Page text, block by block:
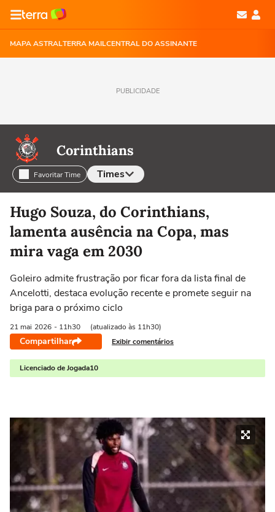
MAPA ASTRALTERRA MAILCENTRAL DO ASSINANTE
PUBLICIDADE
Corinthians
Favoritar Time Times
Selecione o time para ver as notícias
Hugo Souza, do Corinthians,
lamenta ausência na Copa, mas
mira vaga em 2030
Goleiro admite frustração por ficar fora da lista final de
Ancelotti, destaca evolução recente e promete seguir na
briga para o próximo ciclo
21 mai 2026 - 11h30 (atualizado às 11h30)
Compartilhar Exibir comentários
Licenciado de Jogada10